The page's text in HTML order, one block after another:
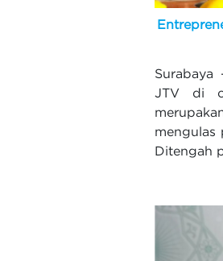
Surabaya
JTV di
mengulas
Ditengah